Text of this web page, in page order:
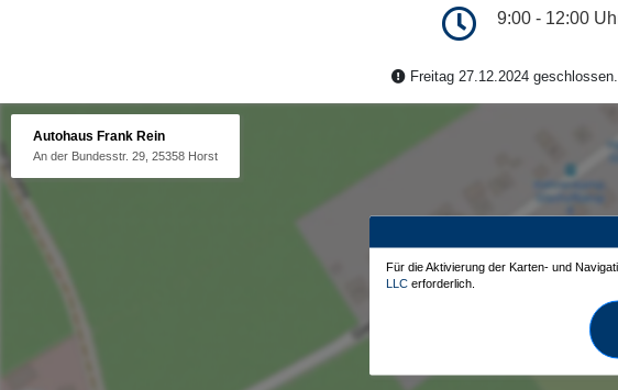
9:00 - 12:00
Freitag 27.12.2024
Autohaus Frank Rein
An der Bundesstr. 29, 25358 Horst
Für die Aktivierung der Karten- und
LLC erforderlich.